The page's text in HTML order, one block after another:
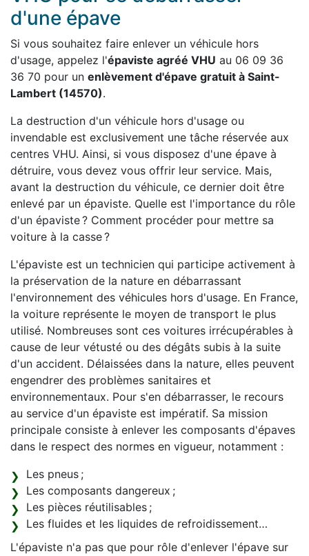
d'une épave
Si vous souhaitez faire enlever un véhicule hors
d'usage, appelez l'épaviste agréé VHU au 06 09 36
36 70 pour un enlèvement d'épave gratuit à Saint-
Lambert (14570).
La destruction d'un véhicule hors d'usage ou
invendable est exclusivement une tâche réservée aux
centres VHU. Ainsi, si vous disposez d'une épave à
détruire, vous devez vous offrir leur service. Mais,
avant la destruction du véhicule, ce dernier doit être
enlevé par un épaviste. Quelle est l'importance du rôle
d'un épaviste ? Comment procéder pour mettre sa
voiture à la casse ?
L'épaviste est un technicien qui participe activement à
la préservation de la nature en débarrassant
l'environnement des véhicules hors d'usage. En France,
la voiture représente le moyen de transport le plus
utilisé. Nombreuses sont ces voitures irrécupérables à
cause de leur vétusté ou des dégâts subis à la suite
d'un accident. Délaissées dans la nature, elles peuvent
engendrer des problèmes sanitaires et
environnementaux. Pour s'en débarrasser, le recours
au service d'un épaviste est impératif. Sa mission
principale consiste à enlever les composants d'épaves
dans le respect des normes en vigueur, notamment :
Les pneus ;
Les composants dangereux ;
Les pièces réutilisables ;
Les fluides et les liquides de refroidissement…
L'épaviste n'a pas que pour rôle d'enlever l'épave sur